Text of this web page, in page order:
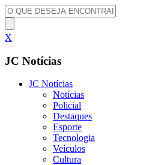
X
JC Notícias
JC Notícias
Notícias
Policial
Destaques
Esporte
Tecnologia
Veículos
Cultura